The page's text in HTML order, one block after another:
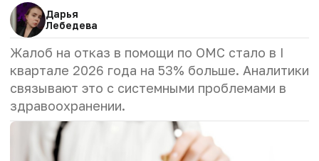
Дарья
Лебедева
Жалоб на отказ в помощи по ОМС стало в I
квартале 2026 года на 53% больше. Аналитики
связывают это с системными проблемами в
здравоохранении.